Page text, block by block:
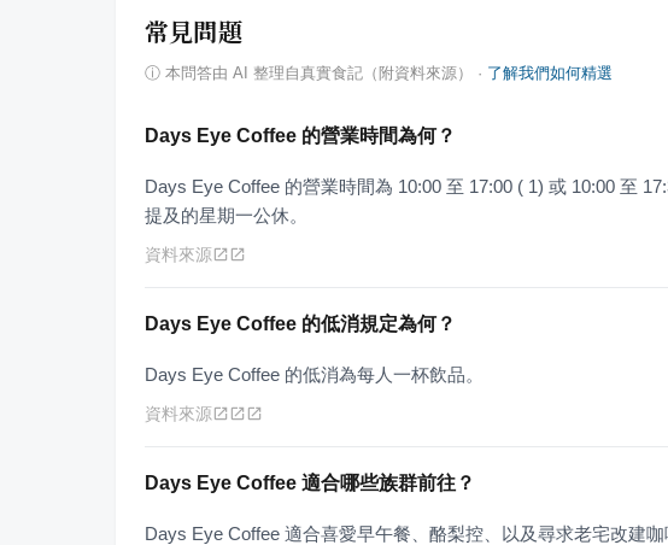
常見問題
ⓘ 本問答由 AI 整理自真實食記（附資料來源） · 了解我們如何精選
Days Eye Coffee 的營業時間為何？
Days Eye Coffee 的營業時間為 10:00 至 17:00 ( 1) 或 10:00 至
提及的星期一公休。
資料來源
Days Eye Coffee 的低消規定為何？
Days Eye Coffee 的低消為每人一杯飲品。
資料來源
Days Eye Coffee 適合哪些族群前往？
Days Eye Coffee 適合喜愛早午餐、酪梨控、以及尋求老宅改建